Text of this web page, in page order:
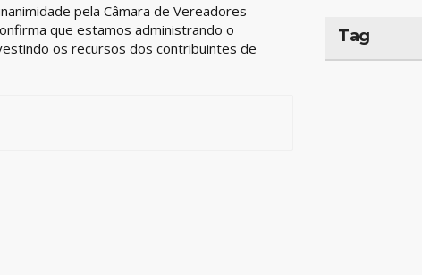
pela Câmara de Vereadores
que estamos administrando o
os recursos dos contribuintes de
Tag